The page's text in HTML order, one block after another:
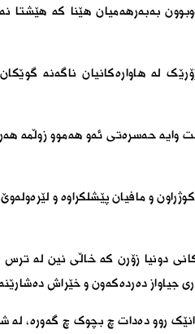
بەبەرهەمیان هێنا کە هێشتا
لە هاوارەکانیان ناگەنە
وایە حەسرەتی ئەو هەموو زوڵمە
و مافیان پێشلکراوە و
دونیا زۆرن کە خاڵی نین لە ترس
جیاواز دەردەکەون و خێراش
روو دەدات چ بچوک چ گەورە، لە